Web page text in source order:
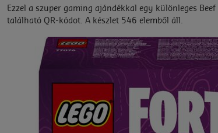
Ezzel a szuper gaming ajándékkal egy különleges
található QR-kódot. A készlet 546 elemből áll.